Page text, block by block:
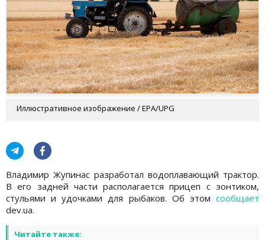
Иллюстративное изображение / EPA/UPG
Владимир Жупинас разработал водоплавающий трактор.
В его задней части располагается прицеп с зонтиком,
стульями и удочками для рыбаков. Об этом сообщает
dev.ua.
Читайте также: